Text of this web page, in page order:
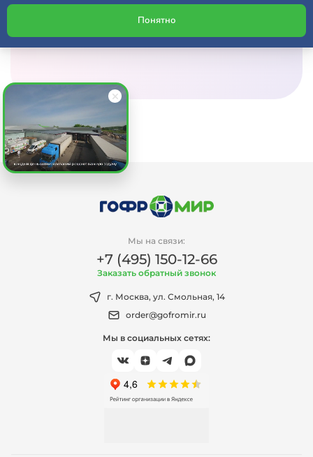
Получить консультацию
Мы на связи:
+7 (495) 150-12-66
Заказать обратный звонок
г. Москва, ул. Смольная, 14
order@gofromir.ru
Мы в социальных сетях:
Понятно